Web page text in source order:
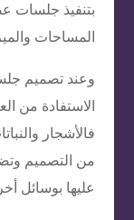
بتنفيذ جلسات
المساحات
وعند تصميم
الاستفادة من
فالأشجار
من التصميم
عليها بوسائل